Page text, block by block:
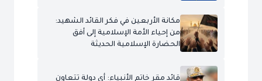
مكانة الأربعين في فكر القائد الشهيد:
من إحياء الأمة الإسلامية إلى أفق
الحضارة الإسلامية الحديثة
قائد مقر خاتم الأنبياء: أي دولة تتعاون